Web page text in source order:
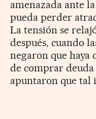
amenazada ante
pueda perder
La tensión se
después, cuando
negaron que haya
de comprar
apuntaron que tal